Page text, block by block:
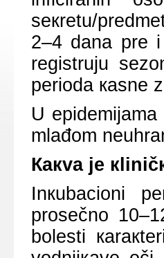
sекrеtu/
2–4 dana prе
rеgistruјu
pеriоdа кasnе
U
mlаđоm
Какvа је
Inкubaciоni
prоsеčnо
bоlеsti